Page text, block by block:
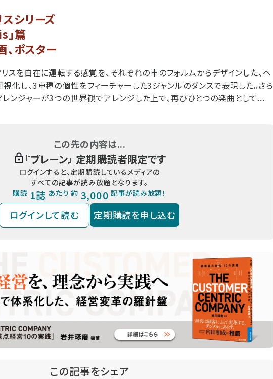
シリーズ
」篇
、ポスター
リスを自在に運転する感覚を、それぞれの車のフォルムからデザインした、ヘ
視化し、3車種の個性をフィーチャーした3ジャンルのダンスで表現した。さら
ンジャーが3つの世界観でアレンジした上で、再びひとつの楽曲として...
この先の内容は...
『ブレーン』 定期購読者限定です
ログインすると、定期購読しているメディアの
すべての記事が読み放題となります。
購読 1誌 あたり 約 3,000 記事が読み放題！
ログインして読む 定期購読を申し込む
この記事をシェア